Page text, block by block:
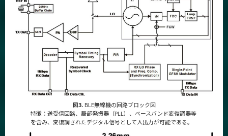
図3. BLE無線機の回路ブロック図
特徴：送受信回路、局部発振器（PLL）、ベースバンド変復調器等
を含み、変復調されたデジタル信号として入出力が可能である。